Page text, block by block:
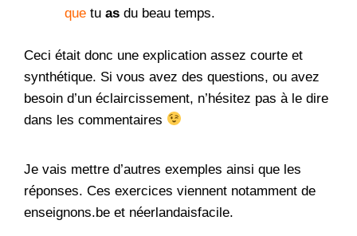
que tu as du beau temps.
Ceci était donc une explication assez courte et
synthétique. Si vous avez des questions, ou avez
besoin d’un éclaircissement, n’hésitez pas à le dire
dans les commentaires
Je vais mettre d’autres exemples ainsi que les
réponses. Ces exercices viennent notamment de
enseignons.be et néerlandaisfacile.